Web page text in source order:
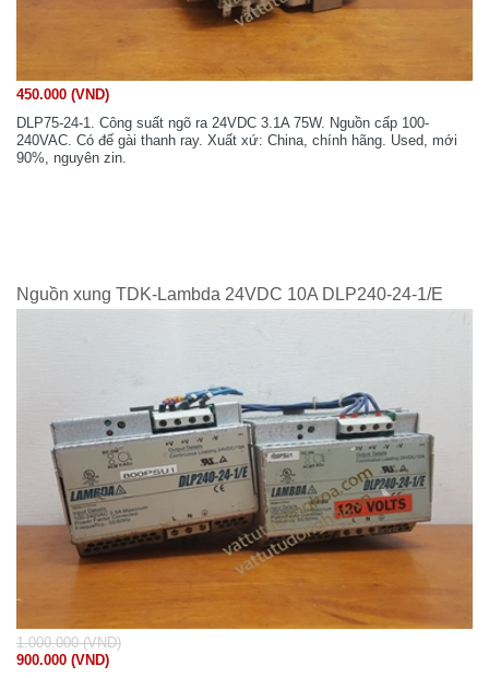
450.000 (VND)
DLP75-24-1. Công suất ngõ ra 24VDC 3.1A 75W. Nguồn cấp 100-
240VAC. Có đế gài thanh ray. Xuất xứ: China, chính hãng. Used, mới
90%, nguyên zin.
Nguồn xung TDK-Lambda 24VDC 10A DLP240-24-1/E
1.000.000 (VND)
900.000 (VND)